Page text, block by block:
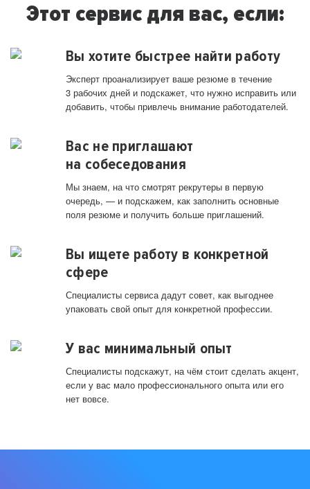
Этот сервис для вас, если:
Вы хотите быстрее найти работу
Эксперт проанализирует ваше резюме в течение
3 рабочих дней и подскажет, что нужно исправить или
добавить, чтобы привлечь внимание работодателей.
Вас не приглашают
на собеседования
Мы знаем, на что смотрят рекрутеры в первую
очередь, — и подскажем, как заполнить основные
поля резюме и получить больше приглашений.
Вы ищете работу в конкретной
сфере
Специалисты сервиса дадут совет, как выгоднее
упаковать свой опыт для конкретной профессии.
У вас минимальный опыт
Специалисты подскажут, на чём стоит сделать акцент,
если у вас мало профессионального опыта или его
нет вовсе.